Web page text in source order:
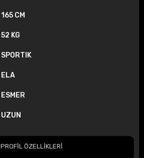
165 CM
52 KG
SPORTIK
ELA
ESMER
UZUN
PROFİL ÖZELLİKLERİ